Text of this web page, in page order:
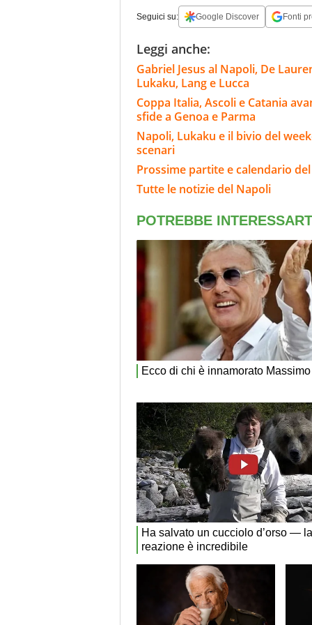
Seguici su: Google Discover Fonti
Leggi anche:
Gabriel Jesus al Napoli, De
Lukaku, Lang e Lucca
Coppa Italia, Ascoli e Catania
sfide a Genoa e Parma
Napoli, Lukaku e il bivio del
scenari
Prossime partite e calendario
Tutte le notizie del Napoli